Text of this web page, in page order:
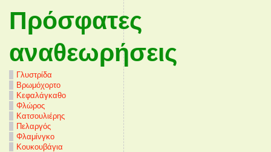
Πρόσφατες
αναθεωρήσεις
Γλυστρίδα
Βρωμόχορτο
Κεφαλάγκαθο
Φλώρος
Κατσουλιέρης
Πελαργός
Φλαμίνγκο
Κουκουβάγια